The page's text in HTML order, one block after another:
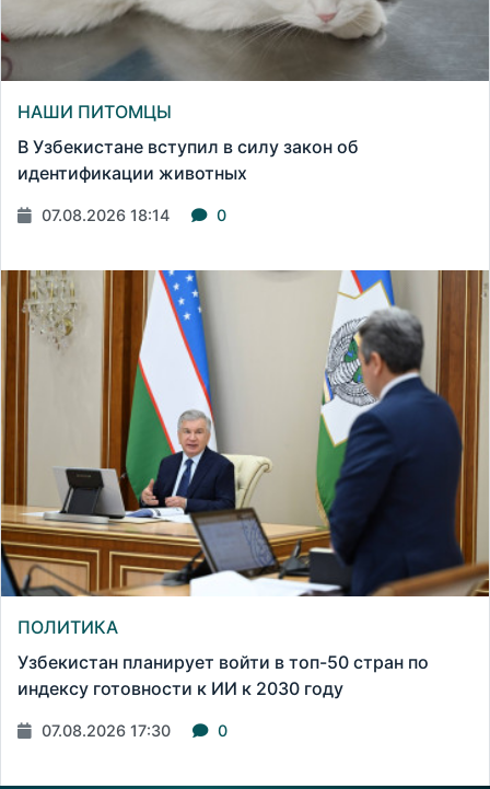
НАШИ ПИТОМЦЫ
В Узбекистане вступил в силу закон об
идентификации животных
07.08.2026 18:14 0
ПОЛИТИКА
Узбекистан планирует войти в топ-50 стран по
индексу готовности к ИИ к 2030 году
07.08.2026 17:30 0